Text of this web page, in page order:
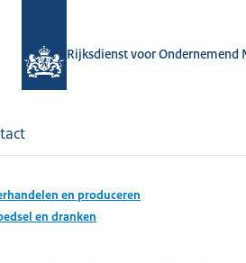
Rijksdienst voor Ondernemend
en produceren
en dranken